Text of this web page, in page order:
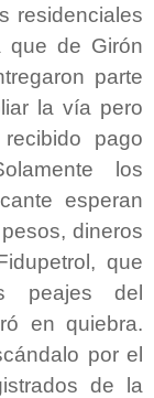
residenciales
que de Girón
parte
la vía pero
pago
los
esperan
dineros
que
peajes del
en quiebra.
por el
de la